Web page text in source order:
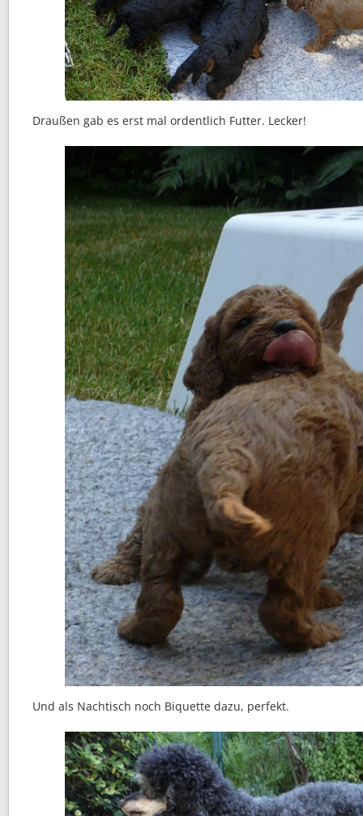
Draußen gab es erst mal ordentlich Futter. Lecker!
Und als Nachtisch noch Biquette dazu, perfekt.